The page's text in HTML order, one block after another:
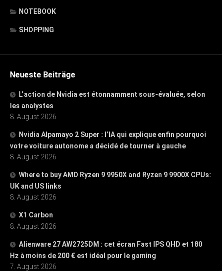
NOTEBOOK
SHOPPING
Neueste Beiträge
L’action de Nvidia est étonnamment sous-évaluée, selon
les analystes
8. August 2026
Nvidia Alpamayo 2 Super : l’IA qui explique enfin pourquoi
votre voiture autonome a décidé de tourner à gauche
8. August 2026
Where to buy AMD Ryzen 9 9950X and Ryzen 9 9900X CPUs:
UK and US links
8. August 2026
X1 Carbon
8. August 2026
Alienware 27 AW2725DM : cet écran Fast IPS QHD et 180
Hz à moins de 200 € est idéal pour le gaming
7. August 2026